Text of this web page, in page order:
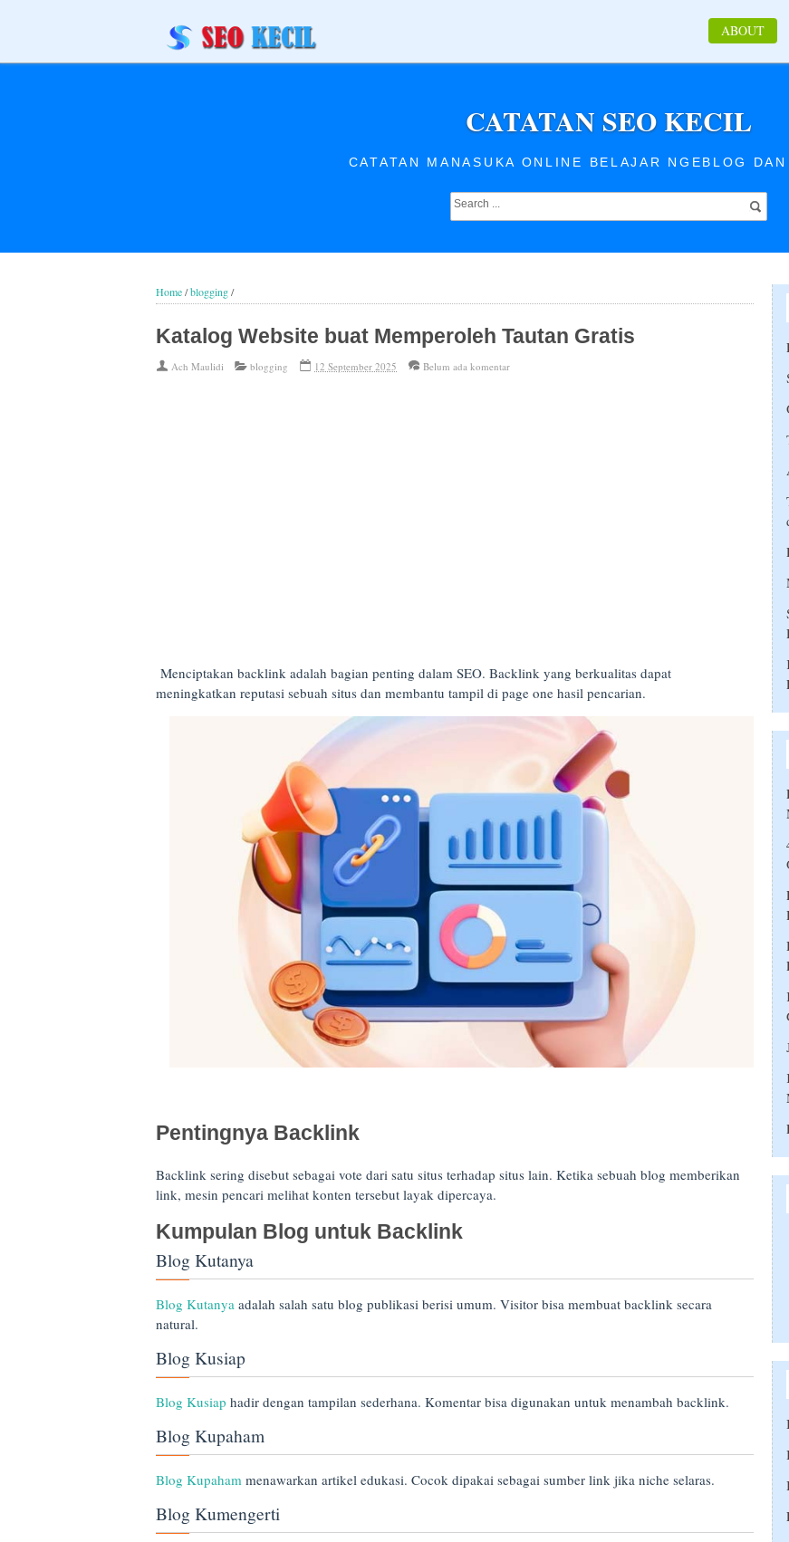
ABOUT
CATATAN SEO KECIL
CATATAN MANASUKA ONLINE BELAJAR NGEBLOG DAN
Home/blogging/
Katalog Website buat Memperoleh Tautan Gratis
Ach Maulidi blogging 12 September 2025 Belum ada komentar
Menciptakan backlink adalah bagian penting dalam SEO. Backlink yang berkualitas dapat
meningkatkan reputasi sebuah situs dan membantu tampil di page one hasil pencarian.
Pentingnya Backlink
Backlink sering disebut sebagai vote dari satu situs terhadap situs lain. Ketika sebuah blog memberikan
link, mesin pencari melihat konten tersebut layak dipercaya.
Kumpulan Blog untuk Backlink
Blog Kutanya
Blog Kutanya adalah salah satu blog publikasi berisi umum. Visitor bisa membuat backlink secara
natural.
Blog Kusiap
Blog Kusiap hadir dengan tampilan sederhana. Komentar bisa digunakan untuk menambah backlink.
Blog Kupaham
Blog Kupaham menawarkan artikel edukasi. Cocok dipakai sebagai sumber link jika niche selaras.
Blog Kumengerti